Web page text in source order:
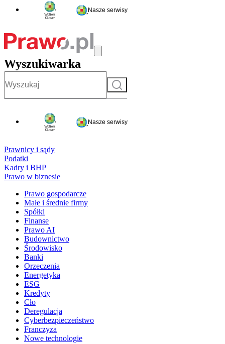
Nasze serwisy
Wyszukiwarka
Szukaj
Nasze serwisy
Prawnicy i sądy
Podatki
Kadry i BHP
Prawo w biznesie
Prawo gospodarcze
Małe i średnie firmy
Spółki
Finanse
Prawo AI
Budownictwo
Środowisko
Banki
Orzeczenia
Energetyka
ESG
Kredyty
Cło
Deregulacja
Cyberbezpieczeństwo
Franczyza
Nowe technologie